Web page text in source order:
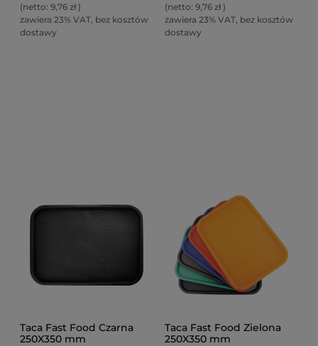
(netto: 9,76 zł)
zawiera 23% VAT, bez kosztów
dostawy
(netto: 9,76 zł)
zawiera 23% VAT, bez kosztów
dostawy
Taca Fast Food Czarna
250X350 mm
Taca Fast Food Zielona
250X350 mm